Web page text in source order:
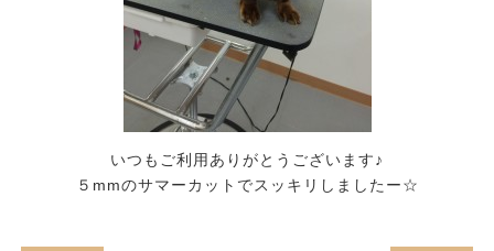
いつもご利用ありがとうございます♪
５mmのサマーカットでスッキリしましたー☆